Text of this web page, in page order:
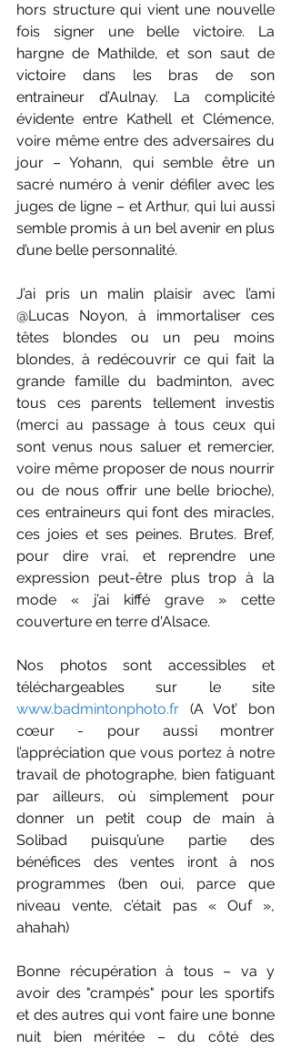
hors structure qui vient une nouvelle
fois signer une belle victoire. La
hargne de Mathilde, et son saut de
victoire dans les bras de son
entraineur d’Aulnay. La complicité
évidente entre Kathell et Clémence,
voire même entre des adversaires du
jour – Yohann, qui semble être un
sacré numéro à venir défiler avec les
juges de ligne – et Arthur, qui lui aussi
semble promis à un bel avenir en plus
d’une belle personnalité.
J’ai pris un malin plaisir avec l’ami
@Lucas Noyon, à immortaliser ces
têtes blondes ou un peu moins
blondes, à redécouvrir ce qui fait la
grande famille du badminton, avec
tous ces parents tellement investis
(merci au passage à tous ceux qui
sont venus nous saluer et remercier,
voire même proposer de nous nourrir
ou de nous offrir une belle brioche),
ces entraineurs qui font des miracles,
ces joies et ses peines. Brutes. Bref,
pour dire vrai, et reprendre une
expression peut-être plus trop à la
mode « j’ai kiffé grave » cette
couverture en terre d'Alsace.
Nos photos sont accessibles et
www.badmintonphoto.fr (A Vot’ bon
cœur - pour aussi montrer
l’appréciation que vous portez à notre
travail de photographe, bien fatiguant
par ailleurs, où simplement pour
donner un petit coup de main à
Solibad puisqu’une partie des
bénéfices des ventes iront à nos
programmes (ben oui, parce que
niveau vente, c’était pas « Ouf »,
ahahah)
Bonne récupération à tous – va y
avoir des "crampés" pour les sportifs
et des autres qui vont faire une bonne
nuit bien méritée – du côté des